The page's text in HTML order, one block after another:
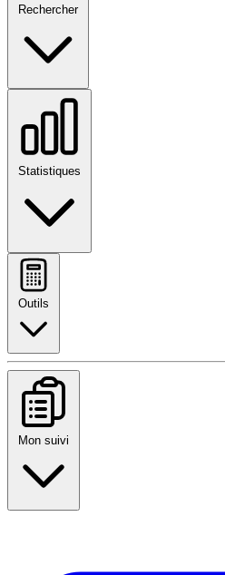
Rechercher
Statistiques
Outils
Mon suivi